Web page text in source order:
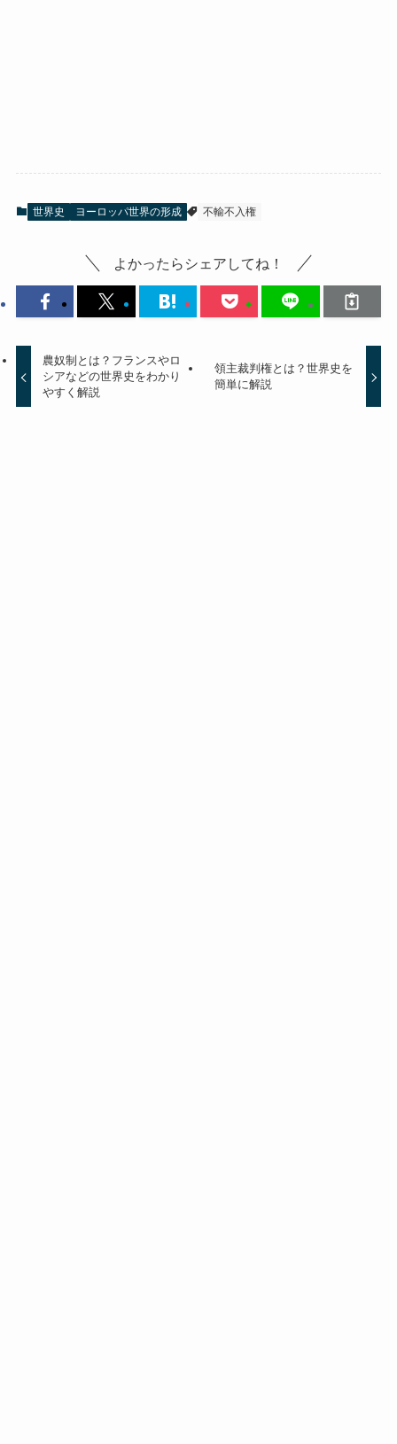
世界史 ヨーロッパ世界の形成 不輸不入権
よかったらシェアしてね！
農奴制とは？フランスやロ
シアなどの世界史をわかり
やすく解説
領主裁判権とは？世界史を
簡単に解説